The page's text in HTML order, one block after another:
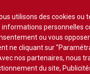
utilisons des cookies ou
personnelles
ou vous
ne cliquant sur
nos partenaires, nous
du site,